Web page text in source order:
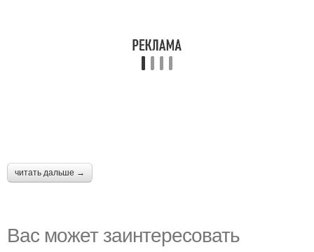
читать дальше →
Вас может заинтересовать